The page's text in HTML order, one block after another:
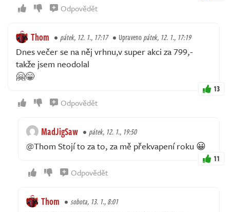
Odpovědět
Thom pátek, 12. 1., 17:17 Upravenopátek, 12. 1., 17:19
Dnes večer se na něj vrhnu,v super akci za 799,-
takže jsem neodolal
🤗😁
13
Odpovědět
MadJigSaw pátek, 12. 1., 19:50
@Thom Stojí to za to, za mě překvapení roku 😀
11
Odpovědět
Thom sobota, 13. 1., 8:01